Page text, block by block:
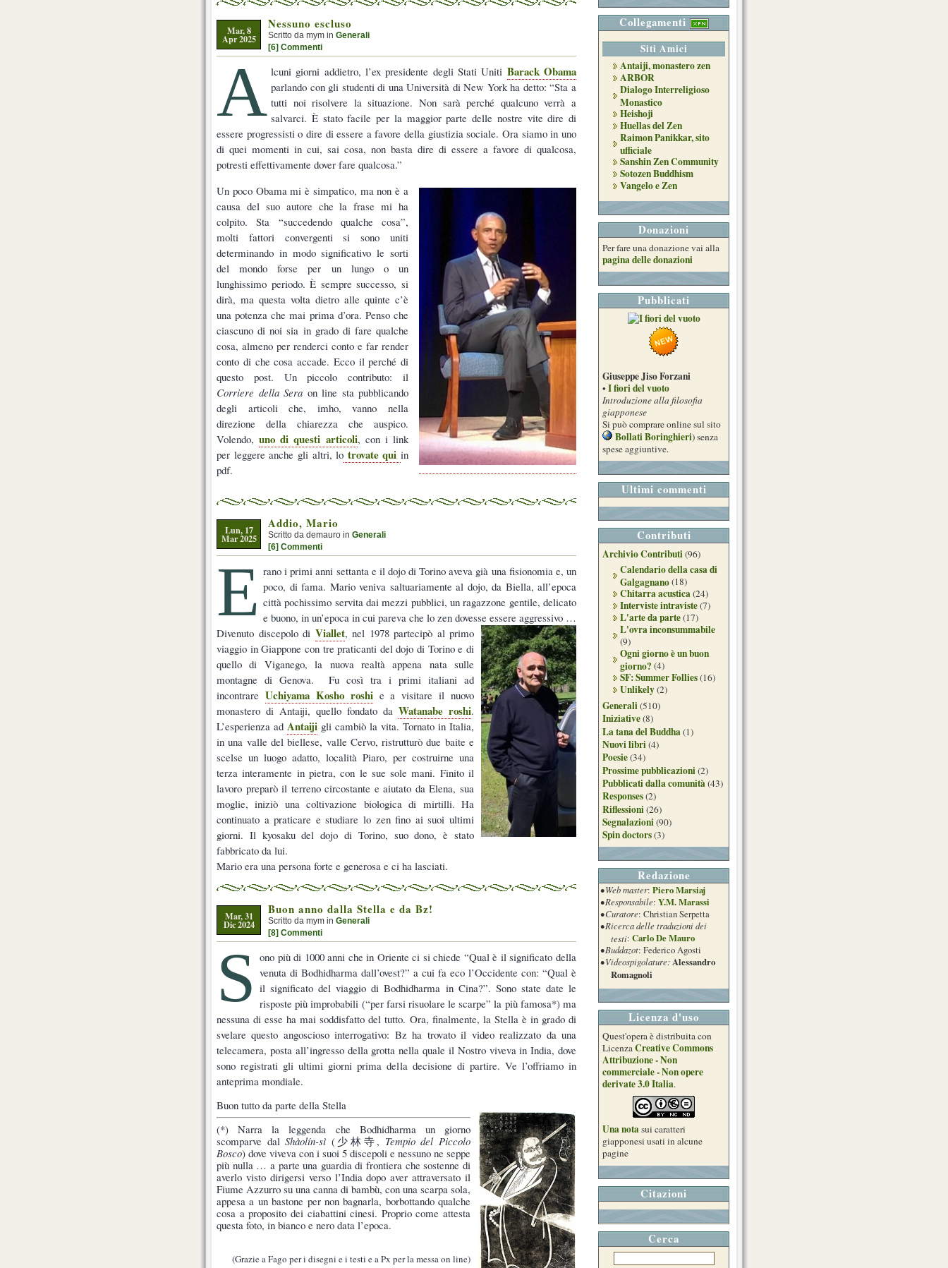
Mar, 8
Apr 2025
Nessuno escluso
Scritto da mym in Generali
[6] Commenti
A lcuni giorni addietro, l’ex presidente degli Stati Uniti Barack Obama
parlando con gli studenti di una Università di New York ha detto: “Sta a
tutti noi risolvere la situazione. Non sarà perché qualcuno verrà a
salvarci. È stato facile per la maggior parte delle nostre vite dire di
essere progressisti o dire di essere a favore della giustizia sociale. Ora siamo in uno
di quei momenti in cui, sai cosa, non basta dire di essere a favore di qualcosa,
potresti effettivamente dover fare qualcosa.”
Un poco Obama mi è simpatico, ma non è a
causa del suo autore che la frase mi ha
colpito. Sta “succedendo qualche cosa”,
molti fattori convergenti si sono uniti
determinando in modo significativo le sorti
del mondo forse per un lungo o un
lunghissimo periodo. È sempre successo, si
dirà, ma questa volta dietro alle quinte c’è
una potenza che mai prima d’ora. Penso che
ciascuno di noi sia in grado di fare qualche
cosa, almeno per renderci conto e far render
conto di che cosa accade. Ecco il perché di
questo post. Un piccolo contributo: il
Corriere della Sera on line sta pubblicando
degli articoli che, imho, vanno nella
direzione della chiarezza che auspico.
Volendo,uno di questi articoli, con i link
per leggere anche gli altri, lo trovate quiin
pdf.
Lun, 17
Mar 2025
Addio, Mario
Scritto da demauro in Generali
[6] Commenti
E rano i primi anni settanta e il dojo di Torino aveva già una fisionomia e, un
poco, di fama. Mario veniva saltuariamente al dojo, da Biella, all’epoca
città pochissimo servita dai mezzi pubblici, un ragazzone gentile, delicato
e buono, in un’epoca in cui pareva che lo zen dovesse essere aggressivo …
Divenuto discepolo di Viallet, nel 1978 partecipò al primo
viaggio in Giappone con tre praticanti del dojo di Torino e di
quello di Viganego, la nuova realtà appena nata sulle
montagne di Genova. Fu così tra i primi italiani ad
incontrare Uchiyama Kosho roshie a visitare il nuovo
monastero di Antaiji, quello fondato da Watanabe roshi.
L’esperienza ad Antaiji gli cambiò la vita. Tornato in Italia,
in una valle del biellese, valle Cervo, ristrutturò due baite e
scelse un luogo adatto, località Piaro, per costruirne una
terza interamente in pietra, con le sue sole mani. Finito il
lavoro preparò il terreno circostante e aiutato da Elena, sua
moglie, iniziò una coltivazione biologica di mirtilli. Ha
continuato a praticare e studiare lo zen fino ai suoi ultimi
giorni. Il kyosaku del dojo di Torino, suo dono, è stato
fabbricato da lui.
Mario era una persona forte e generosa e ci ha lasciati.
Mar, 31
Dic 2024
Buon anno dalla Stella e da Bz!
Scritto da mym in Generali
[8] Commenti
S ono più di 1000 anni che in Oriente ci si chiede “Qual è il significato della
venuta di Bodhidharma dall’ovest?” a cui fa eco l’Occidente con: “Qual è
il significato del viaggio di Bodhidharma in Cina?”. Sono state date le
risposte più improbabili (“per farsi risuolare le scarpe” la più famosa*) ma
nessuna di esse ha mai soddisfatto del tutto. Ora, finalmente, la Stella è in grado di
svelare questo angoscioso interrogativo: Bz ha trovato il video realizzato da una
telecamera, posta all’ingresso della grotta nella quale il Nostro viveva in India, dove
sono registrati gli ultimi giorni prima della decisione di partire. Ve l’offriamo in
anteprima mondiale.
Buon tutto da parte della Stella
(*) Narra la leggenda che Bodhidharma un giorno
scomparve dalShàolín-sì(少林寺, Tempio del Piccolo
Bosco) dove viveva con i suoi 5 discepoli e nessuno ne seppe
più nulla … a parte una guardia di frontiera che sostenne di
averlo visto dirigersi verso l’India dopo aver attraversato il
Fiume Azzurro su una canna di bambù, con una scarpa sola,
appesa a un bastone per non bagnarla, borbottando qualche
cosa a proposito dei ciabattini cinesi. Proprio come attesta
questa foto, in bianco e nero data l’epoca.
(Grazie a Fago per i disegni e i testi e a Px per la messa on line)
Collegamenti
Siti Amici
Antaiji, monastero zen
ARBOR
Dialogo Interreligioso
Monastico
Heishoji
Huellas del Zen
Raimon Panikkar, sito
ufficiale
Sanshin Zen Community
Sotozen Buddhism
Vangelo e Zen
Donazioni
Per fare una donazione vai alla
pagina delle donazioni
Pubblicati
Giuseppe Jiso Forzani
• I fiori del vuoto
Introduzione alla filosofia
giapponese
Si può comprare online sul sito
Bollati Boringhieri) senza
spese aggiuntive.
Ultimi commenti
Contributi
Archivio Contributi(96)
Calendario della casa di
Galgagnano(18)
Chitarra acustica(24)
Interviste intraviste(7)
L'arte da parte(17)
L'ovra inconsummabile
(9)
Ogni giorno è un buon
giorno? (4)
SF: Summer Follies(16)
Unlikely(2)
Generali(510)
Iniziative(8)
La tana del Buddha(1)
Nuovi libri(4)
Poesie(34)
Prossime pubblicazioni(2)
Pubblicati dalla comunità(43)
Responses(2)
Riflessioni(26)
Segnalazioni(90)
Spin doctors(3)
Redazione
• Web master: Piero Marsiaj
• Responsabile: Y.M. Marassi
• Curatore: Christian Serpetta
• Ricerca delle traduzioni dei
testi: Carlo De Mauro
• Buddazot: Federico Agosti
• Videospigolature:Alessandro
Romagnoli
Licenza d'uso
Quest'opera è distribuita con
LicenzaCreative Commons
Attribuzione - Non
commerciale - Non opere
derivate 3.0 Italia.
Una notasui caratteri
giapponesi usati in alcune
pagine
Citazioni
Cerca